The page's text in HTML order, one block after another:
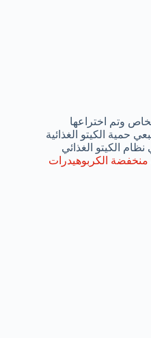
وتم اختراعها
حمية الكيتو الغذائية
الكيتو الغذائي
الكربوهيدرات